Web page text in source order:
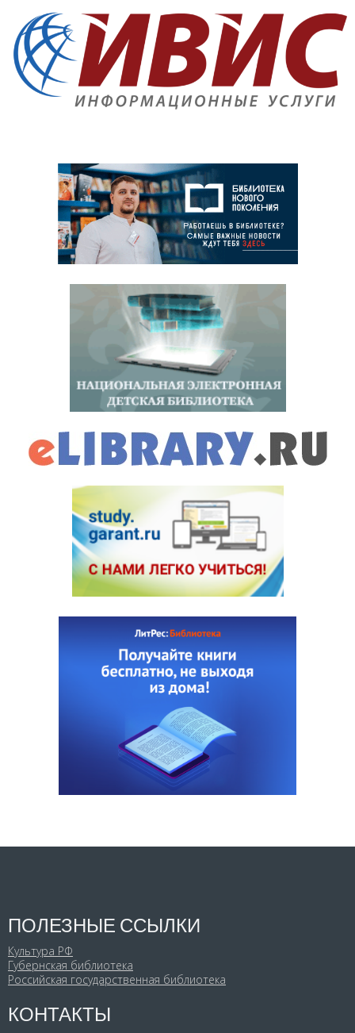
ПОЛЕЗНЫЕ ССЫЛКИ
Культура РФ
Губернская библиотека
Российская государственная библиотека
КОНТАКТЫ